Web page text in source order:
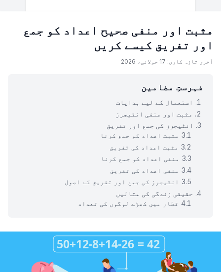
مثبت اور منفی صحیح اعداد کو جمع
اور تفریق کیسے کریں
آخری تازہ کاری: 17 جولائی، 2026
فہرستِ مضامین
استعمال کے لیے ہدایات
مثبت اور منفی انٹیجرز
انٹیجرز کی جمع اور تفریق
مثبت اعداد کو جمع کرنا
مثبت اعداد کی تفریق
منفی اعداد کو جمع کرنا
منفی اعداد کی تفریق
انٹیجرز کی جمع اور تفریق کے اصول
حقیقی زندگی کی مثالیں
قطار میں کھڑے لوگوں کی تعداد